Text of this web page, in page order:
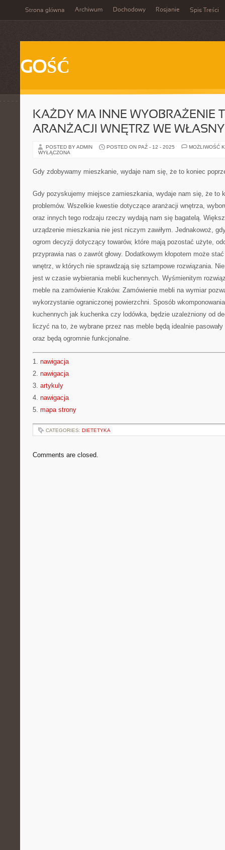
Strona główna Archiwum Dochodowy Rosjanie Spis Treści
GOŚĆ
KAŻDY MA INNE WYOBRAŻENIE
ARANŻACJI WNĘTRZ WE
POSTED BY ADMIN POSTED ON PAŹ - 12 - 2025
MOŻLIWOŚĆ
WYŁĄCZONA
Gdy zdobywamy mieszkanie, wydaje nam się, że to koniec
Gdy pozyskujemy miejsce zamieszkania, wydaje nam się, że to
problemów. Wszelkie kwestie dotyczące aranżacji wnętrza,
oraz innych tego rodzaju rzeczy wydają nam się bagatelą.
urządzenie mieszkania nie jest niczym zawiłym. Jednakowoż,
ogrom decyzji dotyczący towarów, które mają pozostać użyte,
przyprawia nas o zawrót głowy. Dodatkowym kłopotem może
wnętrz, w których nie sprawdzają się sztampowe rozwiązania.
jest w czasie wybierania mebli kuchennych. Wyśmienitym
meble na zamówienie Kraków. Zamówienie mebli na wymiar
wykorzystanie ograniczonej powierzchni. Sposób
kuchennych jak kuchenka czy lodówka, będzie uzależniony od
liczyć na to, że wybrane przez nas meble będą idealnie
oraz będą ogromnie funkcjonalne.
1. nawigacja
2. nawigacja
3. artykuly
4. nawigacja
5. mapa strony
CATEGORIES: DIETETYKA
Comments are closed.